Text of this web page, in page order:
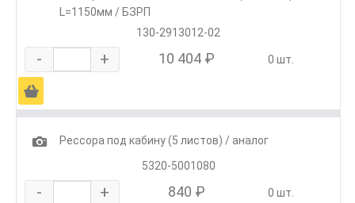
L=1150мм / БЗРП
130-2913012-02
- + 10 404 ₽ 0 шт.
Ä
1
Рессора под кабину (5 листов) / аналог
5320-5001080
- + 840 ₽ 0 шт.